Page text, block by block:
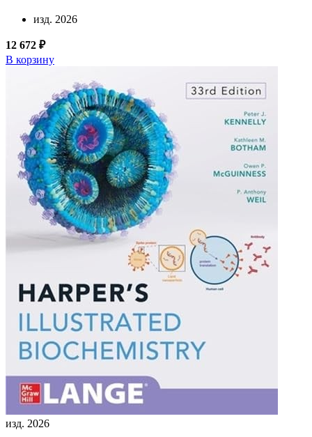
изд. 2026
12 672 ₽
В корзину
изд. 2026